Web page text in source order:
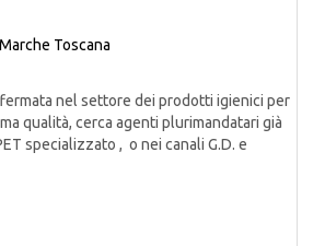
Marche Toscana
nel settore dei prodotti igienici per
qualità, cerca agenti plurimandatari già
specializzato , o nei canali G.D. e